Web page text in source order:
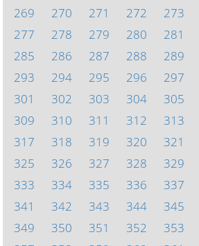
269
270 271 272 273
277
278 279 280 281
285
286 287 288 289
293
294 295 296 297
301
302 303 304 305
309
310 311 312 313
317
318 319 320 321
325
326 327 328 329
333
334 335 336 337
341
342 343 344 345
349
350 351 352 353